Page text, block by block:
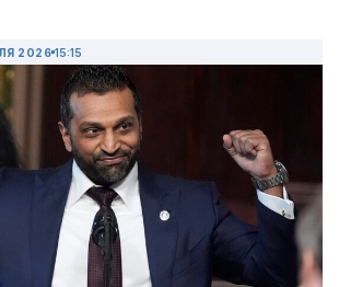
2026 15:15